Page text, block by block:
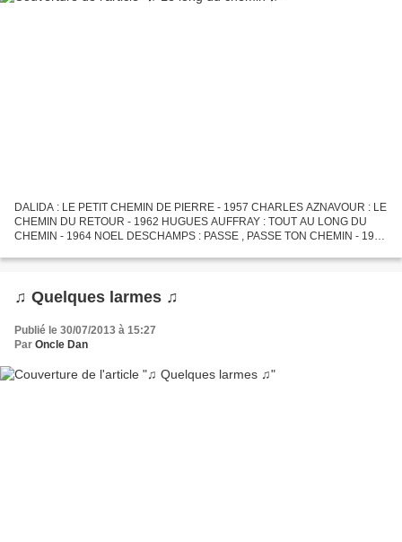
DALIDA : LE PETIT CHEMIN DE PIERRE - 1957 CHARLES AZNAVOUR : LE
CHEMIN DU RETOUR - 1962 HUGUES AUFFRAY : TOUT AU LONG DU
CHEMIN - 1964 NOEL DESCHAMPS : PASSE , PASSE TON CHEMIN - 1965
ANTHONY...
♫ Quelques larmes ♫
Publié le 30/07/2013 à 15:27
Par Oncle Dan